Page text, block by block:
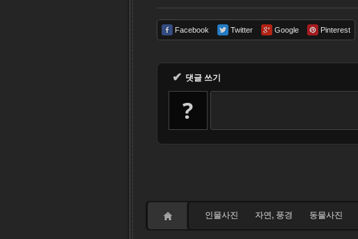
Facebook Twitter Google Pinterest
✔ 댓글 쓰기
?
인물사진 자연, 풍경 동물사진